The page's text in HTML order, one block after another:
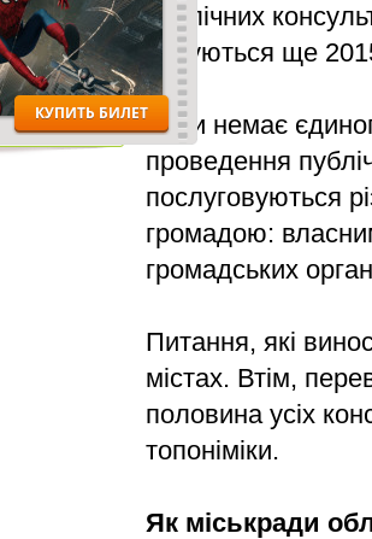
публічних
датуються ще
Поки немає
проведення
послуговуються
громадою:
громадських
Питання, які
містах. Втім,
половина усіх
топоніміки.
Як міськради